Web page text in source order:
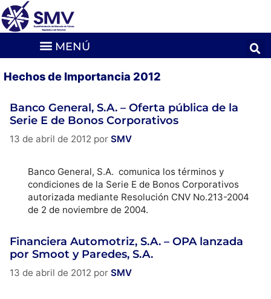
Hechos de Importancia 2012
Banco General, S.A. – Oferta pública de la
Serie E de Bonos Corporativos
13 de abril de 2012 por SMV
Banco General, S.A. comunica los términos y
condiciones de la Serie E de Bonos Corporativos
autorizada mediante Resolución CNV No.213-2004
de 2 de noviembre de 2004.
Financiera Automotriz, S.A. – OPA lanzada
por Smoot y Paredes, S.A.
13 de abril de 2012 por SMV